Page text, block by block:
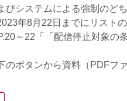
びシステムによる強制のど
年8月22日までにリスト
～22「「配信停止対象の
のボタンから資料（PDFフ